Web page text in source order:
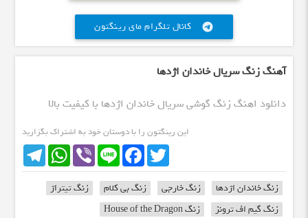
کانال تلگرام مای رینگتون telegram
آهنگ زنگ سریال خاندان اژدها
دانلود اهنگ زنگ گوشی سریال خاندان اژدها با کیفیت بالا
این رینگتون را با دوستان خود به اشتراک بگزارید
TelegramWhatsApp Viber Line
FacebookTwitter
زنگ خاندان اژدها زنگ خارجی زنگ بی کلام
زنگ تیتراژ
زنگ گیم اف ترونز
زنگ House of the Dragon